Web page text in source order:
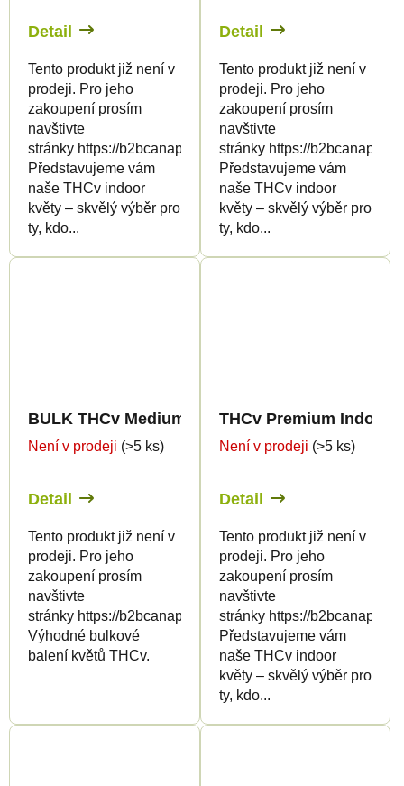
Detail
Tento produkt již není v
prodeji. Pro jeho
zakoupení prosím
navštivte
stránky https://b2bcanapuff.com/
Představujeme vám
naše THCv indoor
květy – skvělý výběr pro
ty, kdo...
Detail
Tento produkt již není v
prodeji. Pro jeho
zakoupení prosím
navštivte
stránky https://
Představujeme vám
naše THCv indoor
květy – skvělý výběr pro
ty, kdo...
BULK THCv Medium Greenhouse Quality 15%
Není v prodeji (>5 ks)
Detail
Tento produkt již není v
prodeji. Pro jeho
zakoupení prosím
navštivte
stránky https://b2bcanapuff.com/
Výhodné bulkové
balení květů THCv.
THCv Premium Indoor
Není v prodeji (>5 ks)
Detail
Tento produkt již není v
prodeji. Pro jeho
zakoupení prosím
navštivte
stránky https://
Představujeme vám
naše THCv indoor
květy – skvělý výběr pro
ty, kdo...